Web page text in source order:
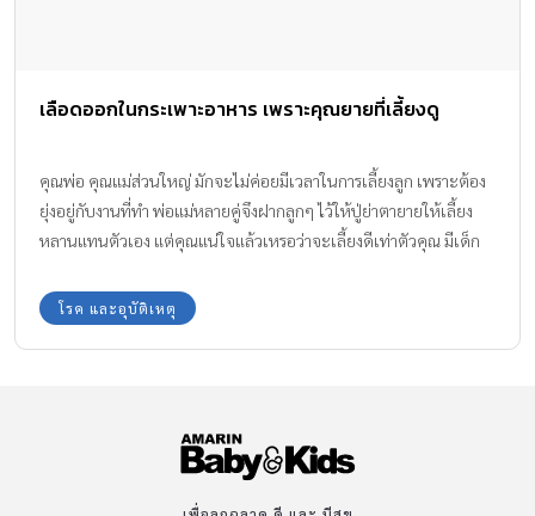
เลือดออกในกระเพาะอาหาร เพราะคุณยายที่เลี้ยงดู
คุณพ่อ คุณแม่ส่วนใหญ่ มักจะไม่ค่อยมีเวลาในการเลี้ยงลูก เพราะต้อง
ยุ่งอยู่กับงานที่ทำ พ่อแม่หลายคู่จึงฝากลูกๆ ไว้ให้ปู่ย่าตายายให้เลี้ยง
หลานแทนตัวเอง แต่คุณแน่ใจแล้วเหรอว่าจะเลี้ยงดีเท่าตัวคุณ มีเด็ก
ที่เลี้ยงดูโรค และอุบัติเหตุ